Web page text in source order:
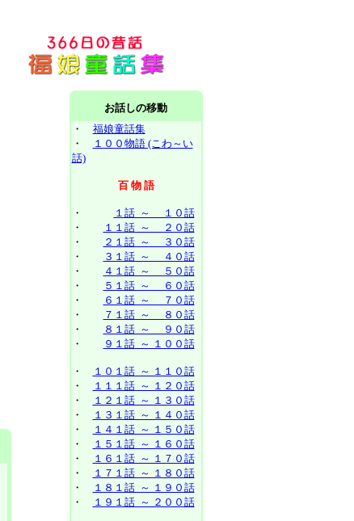
お話しの移動
・ 福娘童話集
・
１００物語 (こわ～い
話)
百 物 語
・
１話 ～ １０話
・
１１話 ～ ２０話
・
２１話 ～ ３０話
・
３１話 ～ ４０話
・
４１話 ～ ５０話
・
５１話 ～ ６０話
・
６１話 ～ ７０話
・
７１話 ～ ８０話
・
８１話 ～ ９０話
・
９１話 ～ １００話
・
１０１話 ～ １１０話
・
１１１話 ～ １２０話
・
１２１話 ～ １３０話
・
１３１話 ～ １４０話
・
１４１話 ～ １５０話
・
１５１話 ～ １６０話
・
１６１話 ～ １７０話
・
１７１話 ～ １８０話
・
１８１話 ～ １９０話
・
１９１話 ～ ２００話